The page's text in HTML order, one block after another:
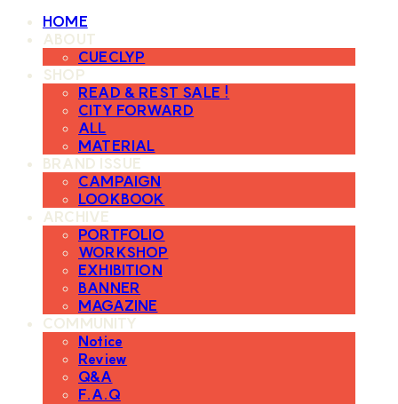
HOME
ABOUT
CUECLYP
SHOP
READ & REST SALE !
CITY FORWARD
ALL
MATERIAL
BRAND ISSUE
CAMPAIGN
LOOKBOOK
ARCHIVE
PORTFOLIO
WORKSHOP
EXHIBITION
BANNER
MAGAZINE
COMMUNITY
Notice
Review
Q&A
F.A.Q